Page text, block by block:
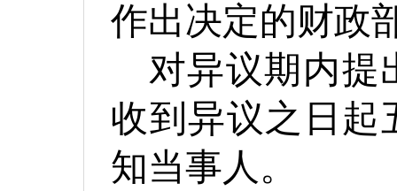
作出决定的财政
对异议期内提
收到异议之日起
知当事人。